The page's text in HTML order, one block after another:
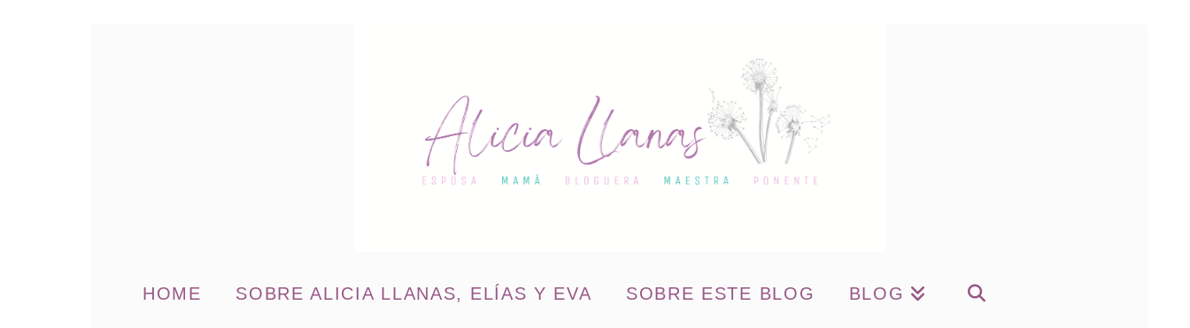
HOME SOBRE ALICIA LLANAS, ELÍAS Y EVA SOBRE ESTE BLOG BLOG